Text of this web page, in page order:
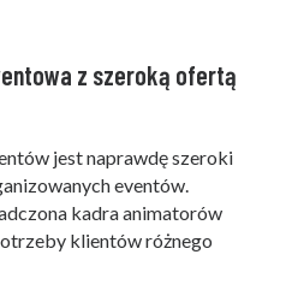
z szeroką ofertą
jest naprawdę szeroki
eventów.
kadra animatorów
klientów różnego